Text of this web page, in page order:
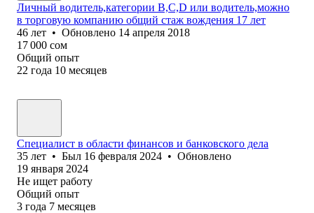
Личный водитель,категории B,C,D или водитель,можно
в торговую компанию общий стаж вождения 17 лет
46 лет • Обновлено 14 апреля 2018
17 000 сом
Общий опыт
22 года 10 месяцев
Специалист в области финансов и банковского дела
35 лет • Был 16 февраля 2024 • Обновлено
19 января 2024
Не ищет работу
Общий опыт
3 года 7 месяцев